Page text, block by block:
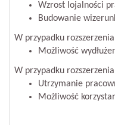
Wzrost lojalności
Budowanie
W przypadku
Możliwość
W przypadku
Utrzymanie
Możliwość